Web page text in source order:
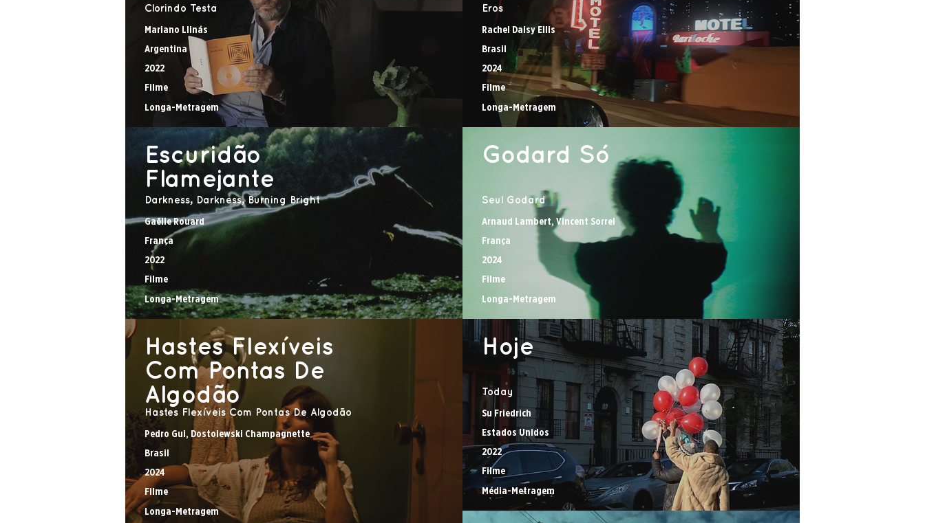
Longa-Metragem
Clorindo Testa
Mariano Llinás
Argentina
2022
Filme
Escuridão
Flamejante
Longa-Metragem
Darkness, Darkness, Burning Bright
Gaëlle Rouard
França
2022
Filme
Hastes Flexíveis
Com Pontas De
Algodão
Longa-Metragem
Hastes Flexíveis Com Pontas De Algodão
Pedro Gui, Dostoiewski Champagnette
Brasil
2024
Filme
Longa-Metragem
Eros
Rachel Daisy Ellis
Brasil
2024
Filme
Godard Só
Longa-Metragem
Seul Godard
Arnaud Lambert, Vincent Sorrel
França
2024
Filme
Hoje
Média-Metragem
Today
Su Friedrich
Estados Unidos
2022
Filme